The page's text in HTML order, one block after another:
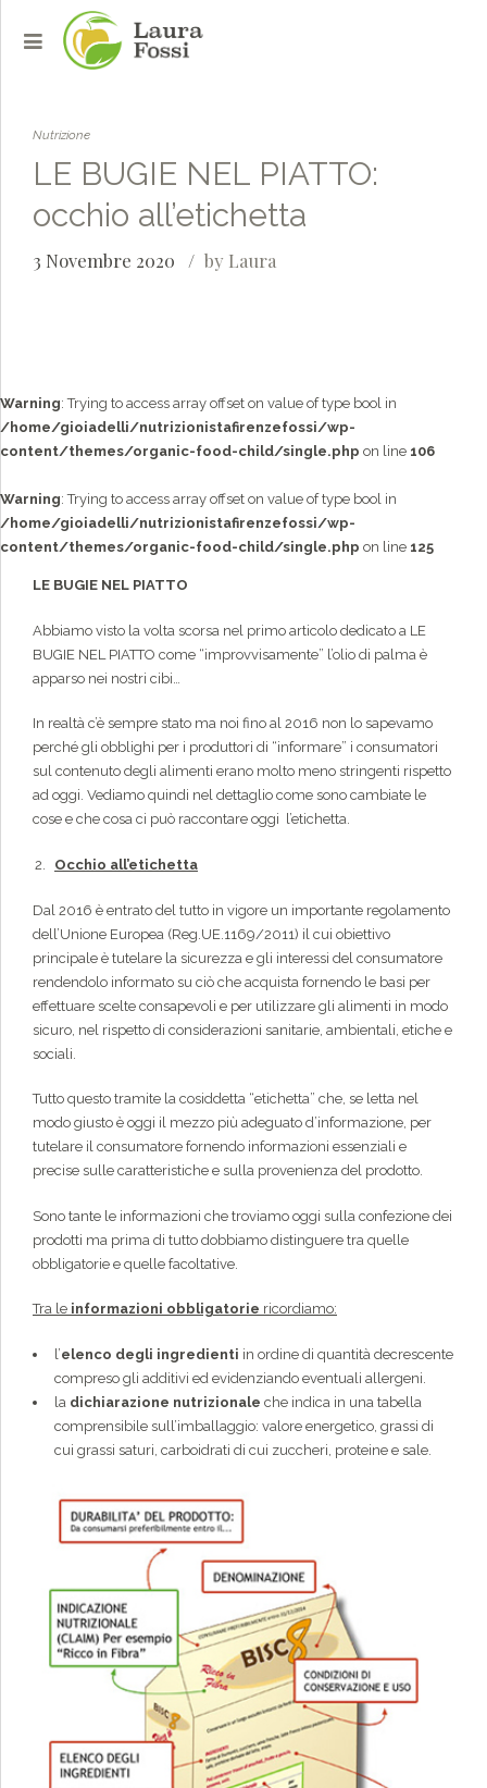
Nutrizione
LE BUGIE NEL PIATTO:
occhio all’etichetta
3 Novembre 2020 by Laura
Warning: Trying to access array offset on value of type bool in
/home/gioiadelli/nutrizionistafirenzefossi/wp-
content/themes/organic-food-child/single.php on line 106
Warning: Trying to access array offset on value of type bool in
/home/gioiadelli/nutrizionistafirenzefossi/wp-
content/themes/organic-food-child/single.php on line 125
LE BUGIE NEL PIATTO
Abbiamo visto la volta scorsa nel primo articolo dedicato a LE
BUGIE NEL PIATTO come “improvvisamente” l’olio di palma è
apparso nei nostri cibi…
In realtà c’è sempre stato ma noi fino al 2016 non lo sapevamo
perché gli obblighi per i produttori di “informare” i consumatori
sul contenuto degli alimenti erano molto meno stringenti rispetto
ad oggi. Vediamo quindi nel dettaglio come sono cambiate le
cose e che cosa ci può raccontare oggi l’etichetta.
Occhio all’etichetta
Dal 2016 è entrato del tutto in vigore un importante regolamento
dell’Unione Europea (Reg.UE.1169/2011) il cui obiettivo
principale è tutelare la sicurezza e gli interessi del consumatore
rendendolo informato su ciò che acquista fornendo le basi per
effettuare scelte consapevoli e per utilizzare gli alimenti in modo
sicuro, nel rispetto di considerazioni sanitarie, ambientali, etiche e
sociali.
Tutto questo tramite la cosiddetta “etichetta” che, se letta nel
modo giusto è oggi il mezzo più adeguato d’informazione, per
tutelare il consumatore fornendo informazioni essenziali e
precise sulle caratteristiche e sulla provenienza del prodotto.
Sono tante le informazioni che troviamo oggi sulla confezione dei
prodotti ma prima di tutto dobbiamo distinguere tra quelle
obbligatorie e quelle facoltative.
Tra le informazioni obbligatorie ricordiamo:
l’elenco degli ingredienti in ordine di quantità decrescente
compreso gli additivi ed evidenziando eventuali allergeni.
la dichiarazione nutrizionale che indica in una tabella
comprensibile sull’imballaggio: valore energetico, grassi di
cui grassi saturi, carboidrati di cui zuccheri, proteine e sale.